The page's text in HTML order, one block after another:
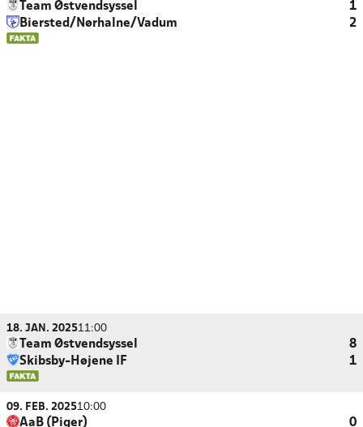
Team Østvendsyssel
1
Biersted/Nørhalne/Vadum
2
18. JAN. 202511:00
Team Østvendsyssel
8
Skibsby-Højene IF
1
09. FEB. 202510:00
AaB (Piger) 0